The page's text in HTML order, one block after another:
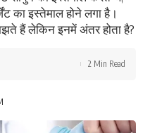
का इस्‍तेमाल होने लगा है।
हैं लेकिन इनमें अंतर होता है?
2 Min Read